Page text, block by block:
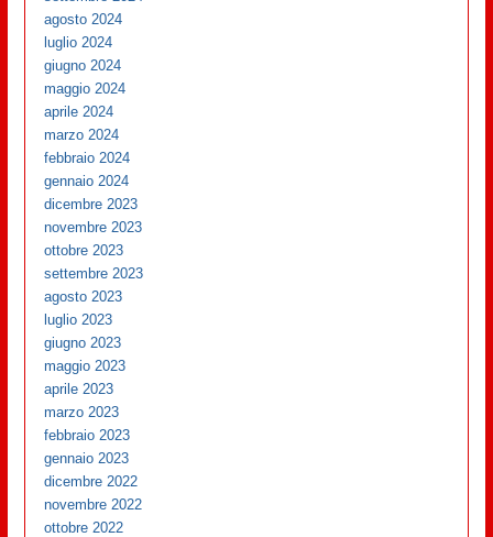
agosto 2024
luglio 2024
giugno 2024
maggio 2024
aprile 2024
marzo 2024
febbraio 2024
gennaio 2024
dicembre 2023
novembre 2023
ottobre 2023
settembre 2023
agosto 2023
luglio 2023
giugno 2023
maggio 2023
aprile 2023
marzo 2023
febbraio 2023
gennaio 2023
dicembre 2022
novembre 2022
ottobre 2022